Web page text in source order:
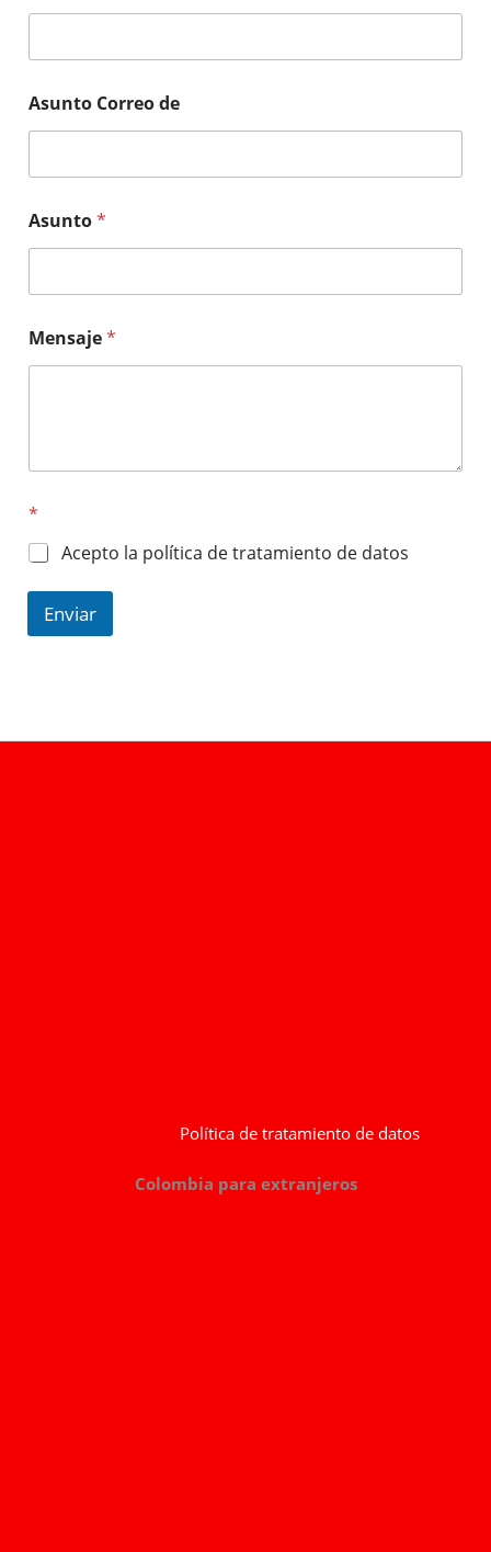
Asunto Correo de
Asunto*
Mensaje*
*
Acepto la política de tratamiento de datos
Enviar
Política de tratamiento de datos
Colombia para extranjeros